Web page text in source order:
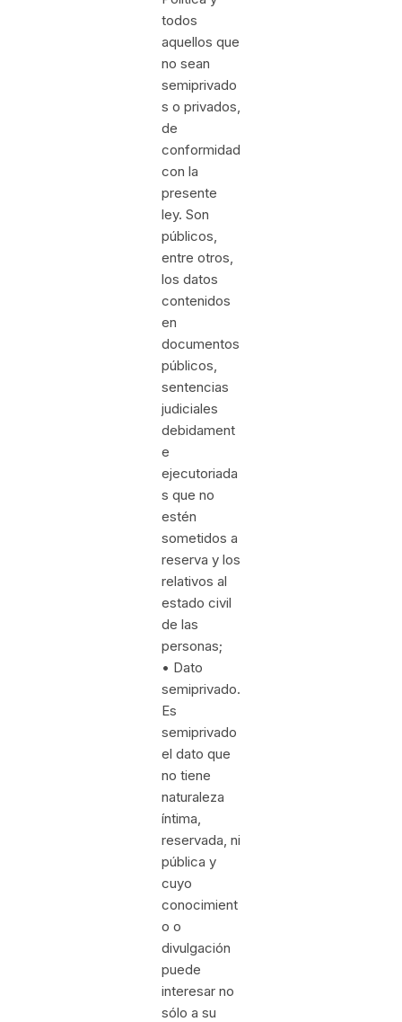
todos
aquellos que
no sean
semiprivado
s o privados,
de
conformidad
con la
presente
ley. Son
públicos,
entre otros,
los datos
contenidos
en
documentos
públicos,
sentencias
judiciales
debidament
e
ejecutoriada
s que no
estén
sometidos a
reserva y los
relativos al
estado civil
de las
personas;
• Dato
semiprivado.
Es
semiprivado
el dato que
no tiene
naturaleza
íntima,
reservada, ni
pública y
cuyo
conocimient
o o
divulgación
puede
interesar no
sólo a su